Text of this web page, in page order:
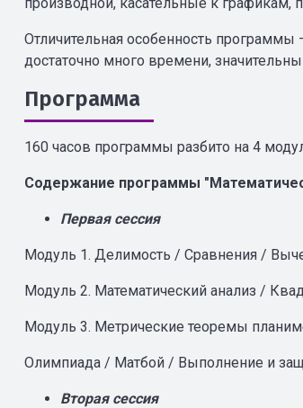
Отличительная особенность программы
достаточно много времени,
Программа
160 часов программы разбито на 4
Содержание программы
Первая сессия
Модуль 1. Делимость / Сравнения /
Модуль 2. Математический анализ /
Модуль 3. Метрические теоремы
Олимпиада / Матбой / Выполнение и
Вторая сессия